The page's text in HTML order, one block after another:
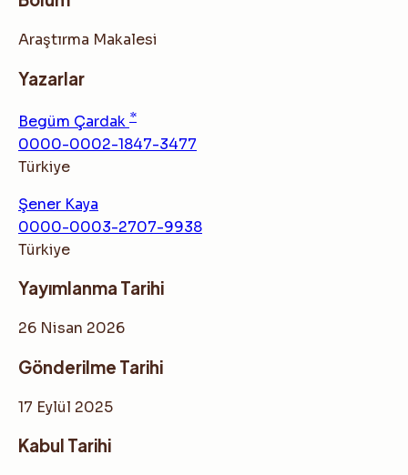
Araştırma Makalesi
Yazarlar
Begüm Çardak *
0000-0002-1847-3477
Türkiye
Şener Kaya
0000-0003-2707-9938
Türkiye
Yayımlanma Tarihi
26 Nisan 2026
Gönderilme Tarihi
17 Eylül 2025
Kabul Tarihi